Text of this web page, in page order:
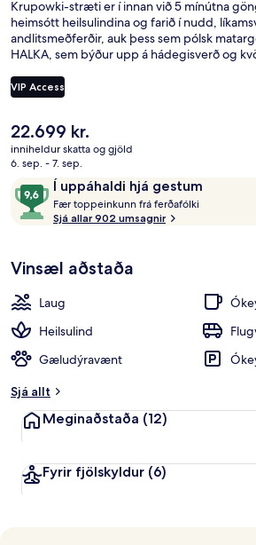
Krupowki-stræti er í innan við 5 mínútna
heimsótt heilsulindina og farið í nudd,
andlitsmeðferðir, auk þess sem pólsk
HALKA, sem býður upp á hádegisverð og
næturklúbbur og ókeypis barnaklúbbur.
og skíðaleiga eru einnig í boði. Ferðamenn
sem sérstaka kosti eru hjálpsamt starfsfólk
VIP Access
Núverandi
verð
er
22.699 kr.
22.699 kr.
inniheldur skatta og gjöld
6. sep. - 7. sep.
UmsagnirÍ uppáhaldi hjá gestum
9,6
af
10,
uppáhaldi
hjá
gestum
Fær toppeinkunn frá ferðafólki
p
p
e
n
n
Sjá allar 902 umsagnir
Vinsæl aðstaða
Laug
Heilsulind
Gæludýravænt
Sjá allt
Meginaðstaða (12)
Fyrir fjölskyldur (6)